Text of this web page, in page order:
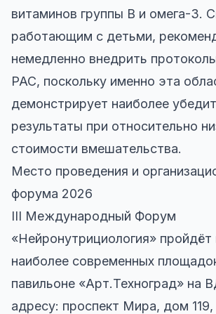
витаминов группы B и омега-3.
работающим с детьми,
немедленно внедрить
РАС, поскольку именно эта
демонстрирует наиболее
результаты при относительно
стоимости вмешательства.
Место проведения и
форума 2026
III Международный Форум
«Нейронутрициология» пройдёт
наиболее современных
павильоне «Арт.Техноград» на
адресу: проспект Мира, дом 119,